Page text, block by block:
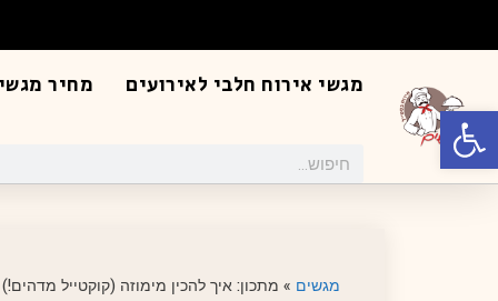
פתח סרגל נגישות
מגשי אירוח חלבי לאירועים מחיר
מגשים » מתכון: איך להכין מימוזה (קוקטייל